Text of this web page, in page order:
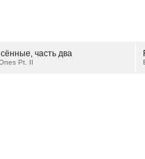
часть два
Pt. II